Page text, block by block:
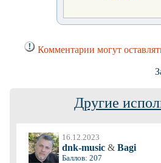
Комментарии могут
Другие
16.12.2023
dnk-music & Bagi
Баллов: 207